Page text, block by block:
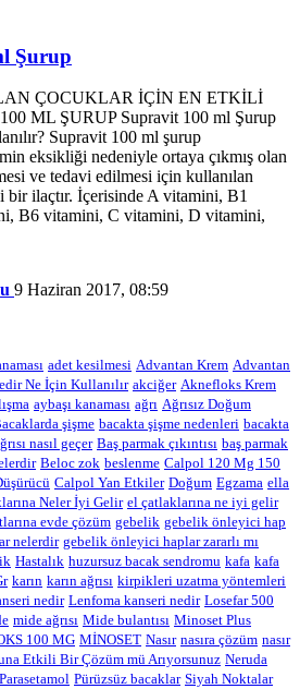
Şurup
ÇOCUKLAR İÇİN EN ETKİLİ
ML ŞURUP Supravit 100 ml Şurup
Supravit 100 ml şurup
eksikliği nedeniyle ortaya çıkmış olan
ve tedavi edilmesi için kullanılan
ilaçtır. İçerisinde A vitamini, B1
B6 vitamini, C vitamini, D vitamini,
9 Haziran 2017, 08:59
adet kesilmesi Advantan Krem Advantan
Ne İçin Kullanılır akciğer Aknefloks Krem
aybaşı kanaması ağrı Ağrısız Doğum
şişme bacakta şişme nedenleri bacakta
nasıl geçer Baş parmak çıkıntısı baş parmak
Beloc zok beslenme Calpol 120 Mg 150
Calpol Yan Etkiler Doğum Egzama ella
Neler İyi Gelir el çatlaklarına ne iyi gelir
evde çözüm gebelik gebelik önleyici hap
nelerdir gebelik önleyici haplar zararlı mı
Hastalık huzursuz bacak sendromu kafa kafa
karın karın ağrısı kirpikleri uzatma yöntemleri
nedir Lenfoma kanseri nedir Losefar 500
mide ağrısı Mide bulantısı Minoset Plus
100 MG MİNOSET Nasır nasıra çözüm nasır
Etkili Bir Çözüm mü Arıyorsunuz Neruda
Parasetamol Pürüzsüz bacaklar Siyah Noktalar